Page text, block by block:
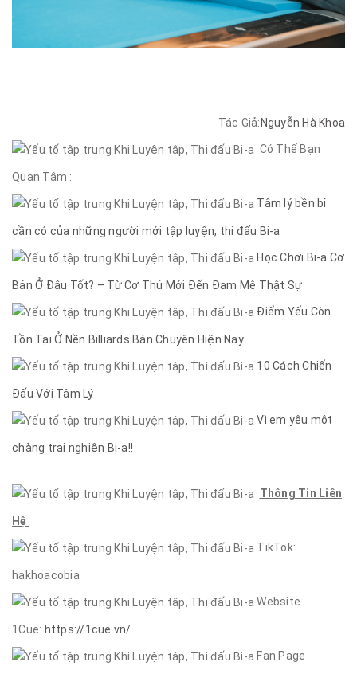
Tác Giả: Nguyễn Hà Khoa
Có Thể Bạn
Quan Tâm :
Tâm lý bền bỉ
cần có của những người mới tập luyện, thi đấu Bi-a
Học Chơi Bi-a Cơ
Bản Ở Đâu Tốt? – Từ Cơ Thủ Mới Đến Đam Mê Thật Sự
Điểm Yếu Còn
Tồn Tại Ở Nền Billiards Bán Chuyên Hiện Nay
10 Cách Chiến
Đấu Với Tâm Lý
Vì em yêu một
chàng trai nghiện Bi-a!!
Thông Tin Liên
Hệ
TikTok:
hakhoacobia
Website
1Cue: https://1cue.vn/
Fan Page